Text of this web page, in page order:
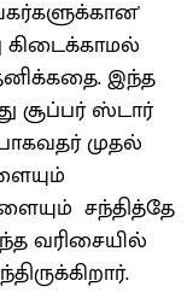
கிடைக்காமல்
இந்த
சூப்பர் ஸ்டார்
முதல்
சந்தித்தே
வரிசையில்